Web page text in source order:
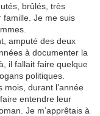
brûlés, très
famille. Je me suis
amputé des deux
à documenter la
il fallait faire quelque
politiques.
mois, durant l’année
entendre leur
Je m’apprêtais à